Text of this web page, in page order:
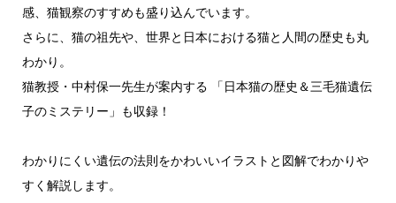
感、猫観察のすすめも盛り込んでいます。
さらに、猫の祖先や、世界と日本における猫と人間の歴史も丸
わかり。
猫教授・中村保一先生が案内する 「日本猫の歴史＆三毛猫遺伝
子のミステリー」も収録！
わかりにくい遺伝の法則をかわいいイラストと図解でわかりや
すく解説します。